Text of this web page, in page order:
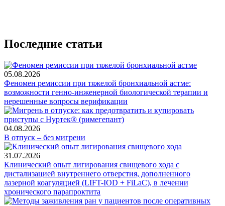
Последние статьи
05.08.2026
Феномен ремиссии при тяжелой бронхиальной астме:
возможности генно-инженерной биологической терапии и
нерешенные вопросы верификации
04.08.2026
В отпуск – без мигрени
31.07.2026
Клинический опыт лигирования свищевого хода с
дистализацией внутреннего отверстия, дополненного
лазерной коагуляцией (LIFT-IOD + FiLaC), в лечении
хронического парапроктита